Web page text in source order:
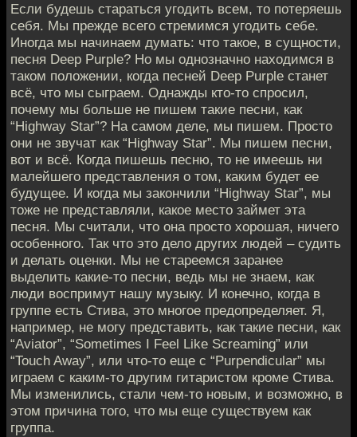
Если будешь стараться угодить всем, то потеряешь
себя. Мы прежде всего стремимся угодить себе.
Иногда мы начинаем думать: что такое, в сущности,
песня Deep Purple? Но мы однозначно находимся в
таком положении, когда песней Deep Purple станет
всё, что мы сыграем. Однажды кто-то спросил,
почему мы больше не пишем такие песни, как
“Highway Star”? На самом деле, мы пишем. Просто
они не звучат как “Highway Star”. Мы пишем песни,
вот и всё. Когда пишешь песню, то не имеешь ни
малейшего представления о том, каким будет ее
будущее. И когда мы закончили “Highway Star”, мы
тоже не представляли, какое место займет эта
песня. Мы считали, что она просто хорошая, ничего
особенного. Так что это дело других людей – судить
и делать оценки. Мы не стареемся заранее
выделить какие-то песни, ведь мы не знаем, как
люди воспримут нашу музыку. И конечно, когда в
группе есть Стива, это многое предопределяет. Я,
например, не могу представить, как такие песни, как
“Aviator”, “Sometimes I Feel Like Screaming” или
“Touch Away”, или что-то еще с “Purpendicular” мы
играем с каким-то другим гитаристом кроме Стива.
Мы изменились, стали чем-то новым, и возможно, в
этом причина того, что мы еще существуем как
группа.